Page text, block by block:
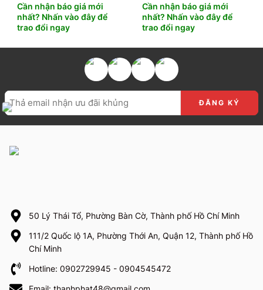
Cần nhận báo giá mới
nhất? Nhấn vào đây để
trao đổi ngay
Cần nhận báo giá mới
nhất? Nhấn vào đây để
trao đổi ngay
50 Lý Thái Tổ, Phường Bàn Cờ, Thành phố Hồ Chí Minh
111/2 Quốc lộ 1A, Phường Thới An, Quận 12, Thành phố Hồ
Chí Minh
Hotline: 0902729945 - 0904545472